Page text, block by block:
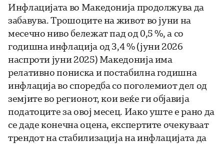
Инфлацијата во Македонија продолжува да
забавува. Трошоците на живот во јуни на
месечно ниво бележат пад од 0,5 %, а со
годишна инфлација од 3,4 % (јуни 2026
наспроти јуни 2025) Македонија има
релативно пониска и постабилна годишна
инфлација во споредба со поголемиот дел од
земјите во регионот, кои веќе ги објавија
податоците за овој месец. Иако уште е рано да
се даде конечна оцена, експертите очекуваат
трендот на стабилизација на инфлацијата да